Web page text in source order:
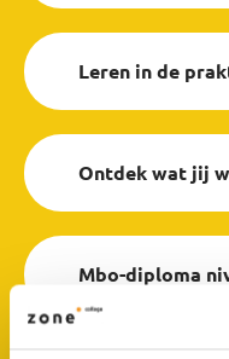
Leren in de
Ontdek wat jij
Mbo-diploma